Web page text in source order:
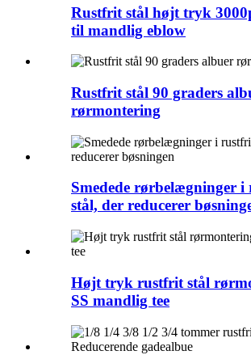
Rustfrit stål højt tryk
til mandlig eblow
Rustfrit stål 90 graders
rørmontering
Smedede rørbelægninger
stål, der reducerer
Højt tryk rustfrit stål
SS mandlig tee